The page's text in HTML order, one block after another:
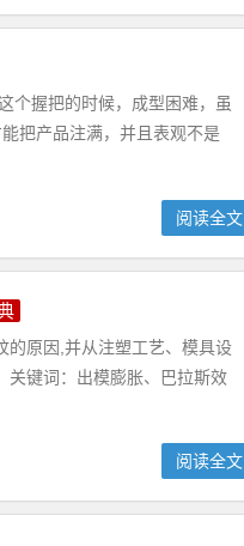
个握把的时候，成型困难，虽
把产品注满，并且表观不是
阅读全文
的原因,并从注塑工艺、模具设
关键词：出模膨胀、巴拉斯效
阅读全文